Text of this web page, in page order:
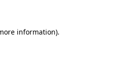
information).